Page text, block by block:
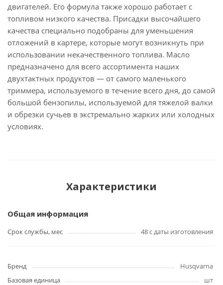
двигателей. Его формула также хорошо работает с
топливом низкого качества. Присадки высочайшего
качества специально подобраны для уменьшения
отложений в картере, которые могут возникнуть при
использовании некачественного топлива. Масло
предназначено для всего ассортимента наших
двухтактных продуктов — от самого маленького
триммера, используемого в течение всего дня, до самой
большой бензопилы, используемой для тяжелой валки
и обрезки сучьев в экстремально жарких или холодных
условиях.
Характеристики
Общая информация
Срок службы, мес 48 с даты изготовления
Бренд
Husqvarna
Базовая единица
шт